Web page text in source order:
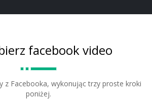
facebook video
z Facebooka, wykonując trzy proste kroki
poniżej.